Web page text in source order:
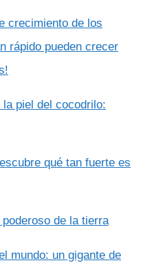
crecimiento de los
rápido pueden crecer
piel del cocodrilo:
qué tan fuerte es
de la tierra
mundo: un gigante de